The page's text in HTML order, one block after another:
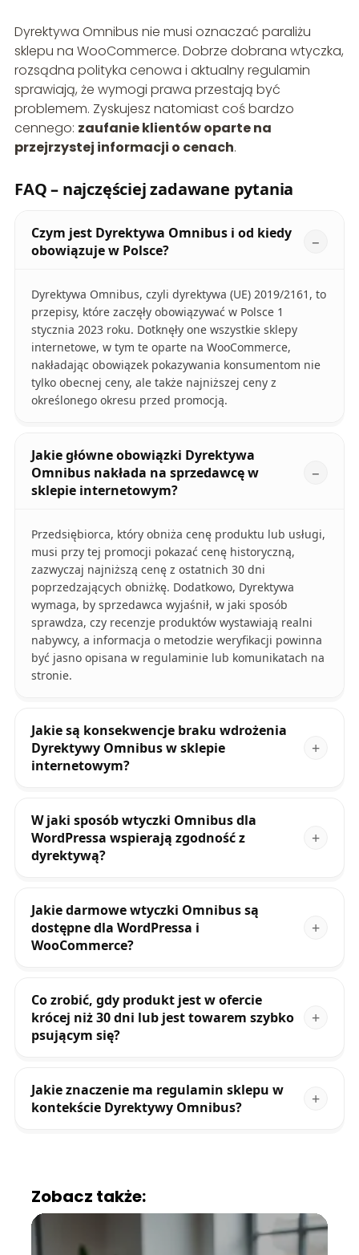
Dyrektywa Omnibus nie musi oznaczać paraliżu
sklepu na WooCommerce. Dobrze dobrana wtyczka,
rozsądna polityka cenowa i aktualny regulamin
sprawiają, że wymogi prawa przestają być
problemem. Zyskujesz natomiast coś bardzo
cennego: zaufanie klientów oparte na
przejrzystej informacji o cenach.
FAQ – najczęściej zadawane pytania
Czym jest Dyrektywa Omnibus i od kiedy
obowiązuje w Polsce?
Dyrektywa Omnibus, czyli dyrektywa (UE) 2019/2161, to
przepisy, które zaczęły obowiązywać w Polsce 1
stycznia 2023 roku. Dotknęły one wszystkie sklepy
internetowe, w tym te oparte na WooCommerce,
nakładając obowiązek pokazywania konsumentom nie
tylko obecnej ceny, ale także najniższej ceny z
określonego okresu przed promocją.
Jakie główne obowiązki Dyrektywa
Omnibus nakłada na sprzedawcę w
sklepie internetowym?
Przedsiębiorca, który obniża cenę produktu lub usługi,
musi przy tej promocji pokazać cenę historyczną,
zazwyczaj najniższą cenę z ostatnich 30 dni
poprzedzających obniżkę. Dodatkowo, Dyrektywa
wymaga, by sprzedawca wyjaśnił, w jaki sposób
sprawdza, czy recenzje produktów wystawiają realni
nabywcy, a informacja o metodzie weryfikacji powinna
być jasno opisana w regulaminie lub komunikatach na
stronie.
Jakie są konsekwencje braku wdrożenia
Dyrektywy Omnibus w sklepie
internetowym?
W jaki sposób wtyczki Omnibus dla
WordPressa wspierają zgodność z
dyrektywą?
Jakie darmowe wtyczki Omnibus są
dostępne dla WordPressa i
WooCommerce?
Co zrobić, gdy produkt jest w ofercie
krócej niż 30 dni lub jest towarem szybko
psującym się?
Jakie znaczenie ma regulamin sklepu w
kontekście Dyrektywy Omnibus?
Zobacz także: